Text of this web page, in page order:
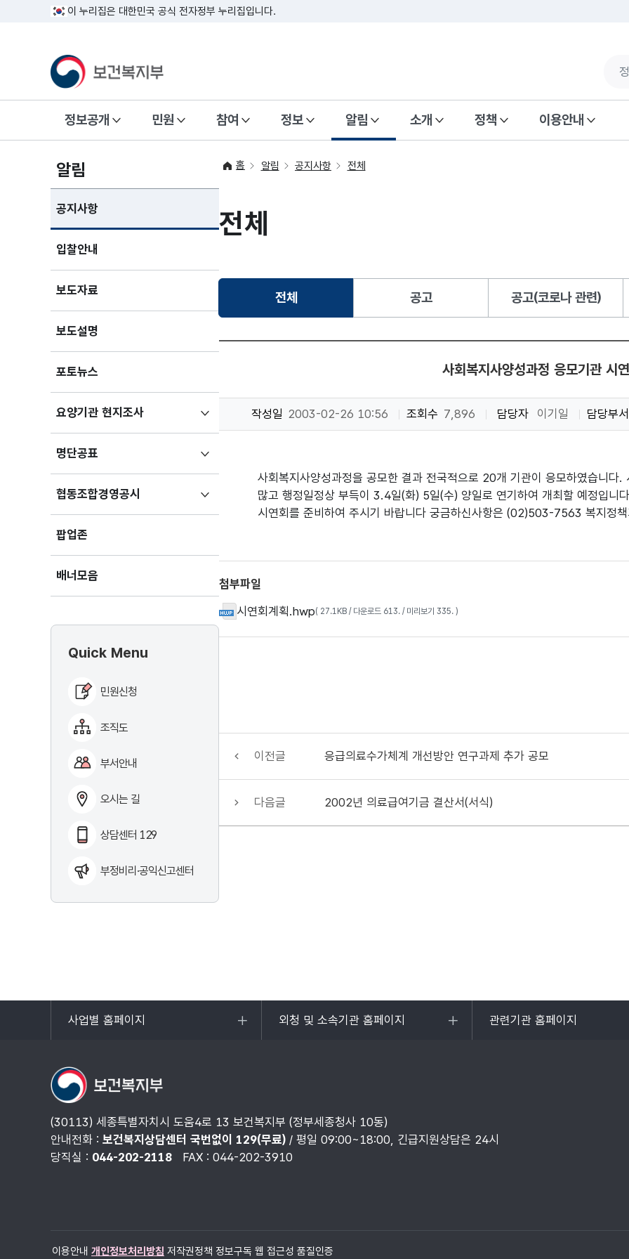
이 누리집은 대한민국 공식 전자정부 누리집입니다.
정보공개 민원 참여 정보 알림 소개 정책 이용안내
알림
공지사항
입찰안내
보도자료
보도설명
포토뉴스
요양기관 현지조사하위메뉴
펼치기
명단공표
펼치기
협동조합경영공시
펼치기
팝업존
배너모음
Quick Menu
민원신청
조직도
부서안내
오시는 길
상담센터 129
부정비리·공익신고센터
홈 알림 공지사항 전체
전체
전체선택됨 공고 공고(코로나 관련)
사회복지사양성과정 응모기관 시
작성일 2003-02-26 10:56 조회수 7,896 담당자 이기일 담당부서
사회복지사양성과정을 공모한 결과 전국적으로 20개 기관이 응모하였습니다
많고 행정일정상 부득이 3.4일(화) 5일(수) 양일로 연기하여 개최할 예정입니
시연회를 준비하여 주시기 바랍니다 궁금하신사항은 (02)503-7563 복지정
첨부파일
시연회계획.hwp( 27.1KB / 다운로드 613. / 미리보기 335. )
이전글 응급의료수가체계 개선방안 연구과제 추가 공모
다음글 2002년 의료급여기금 결산서(서식)
사업별 홈페이지
목록
외청 및 소속기관 홈페이지
목록
관련기관 홈페이지
목록
(30113) 세종특별자치시 도움4로 13 보건복지부 (정부세종청사 10동)
안내전화 : 보건복지상담센터 국번없이 129(무료) / 평일 09:00~18:00, 긴급지원상담은 24시
당직실 : 044-202-2118 FAX : 044-202-3910
이용안내 개인정보처리방침 저작권정책 정보구독 웹 접근성 품질인증